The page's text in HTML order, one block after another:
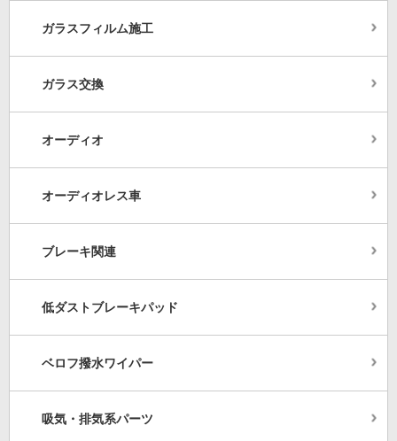
ガラスフィルム施工
ガラス交換
オーディオ
オーディオレス車
ブレーキ関連
低ダストブレーキパッド
ベロフ撥水ワイパー
吸気・排気系パーツ